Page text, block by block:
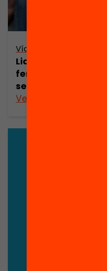
Vídeo
Liderar l’equitat
fer els municipis
segregació escolar?
Veure’n més